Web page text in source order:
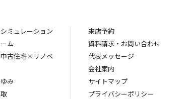
ミュレーション
ム
古住宅×リノベ
み
来店予約
資料請求・お問い合わせ
代表メッセージ
会社案内
サイトマップ
プライバシーポリシー